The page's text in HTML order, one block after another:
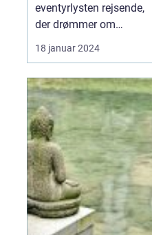
eventyrlysten rejsende,
der drømmer om
eksotiske destinationer,
er en Thailand-rejse et
sin enestående blanding
af naturskønhed,
kulturarv og venlige
lokalbefolkning er
Thailand blevet et
populært rejsemål for
tur...
18 januar 2024